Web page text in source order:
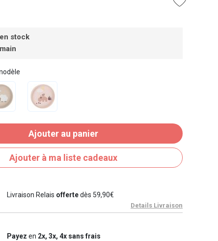
stock
Ajouter au panier
Ajouter à ma liste cadeaux
Livraison Relais offertedès 59,90€
Details Livraison
Payez en 2x, 3x, 4x sans frais